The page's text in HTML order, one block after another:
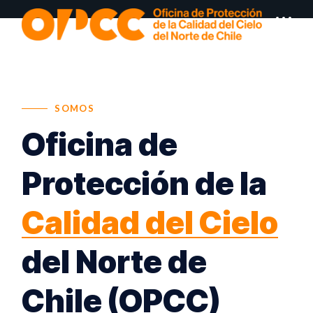
SOMOS
Oficina de
Protección de la
Calidad del Cielo
del Norte de
Chile (OPCC)